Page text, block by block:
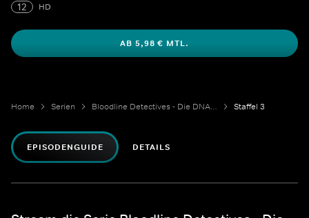
12
HD
AB 5,98 € MTL.
Home Serien Bloodline Detectives - Die DNA der Täter Staffel 3
EPISODENGUIDE DETAILS